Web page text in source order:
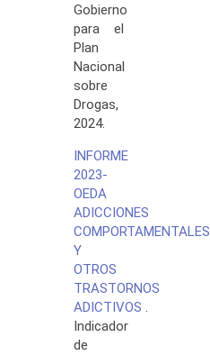
Gobierno
para el
Plan
Nacional
sobre
Drogas,
2024.
INFORME
2023-
OEDA
ADICCIONES
COMPORTAMENTALES
Y
OTROS
TRASTORNOS
ADICTIVOS .
Indicador
de